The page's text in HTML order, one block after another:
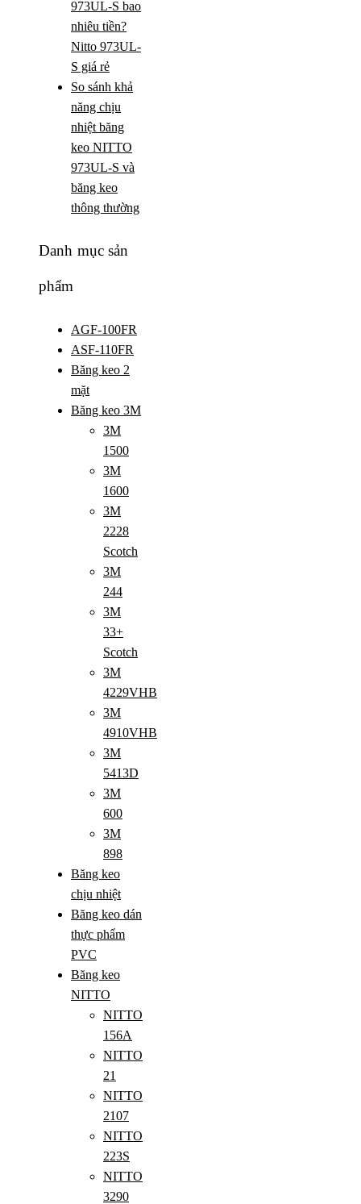
973UL-S bao
nhiêu tiền?
Nitto 973UL-
S giá rẻ
So sánh khả
năng chịu
nhiệt băng
keo NITTO
973UL-S và
băng keo
thông thường
Danh mục sản
phẩm
AGF-100FR
ASF-110FR
Băng keo 2
mặt
Băng keo 3M
3M
1500
3M
1600
3M
2228
Scotch
3M
244
3M
33+
Scotch
3M
4229VHB
3M
4910VHB
3M
5413D
3M
600
3M
898
Băng keo
chịu nhiệt
Băng keo dán
thực phẩm
PVC
Băng keo
NITTO
NITTO
156A
NITTO
21
NITTO
2107
NITTO
223S
NITTO
3290